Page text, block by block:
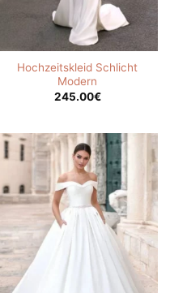
Hochzeitskleid Schlicht
Modern
245.00€